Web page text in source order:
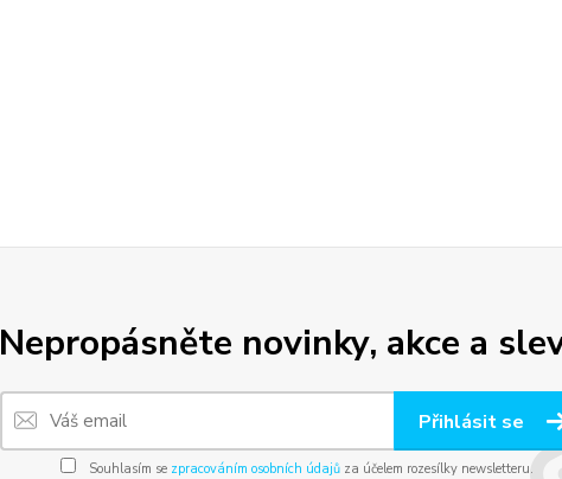
Nepropásněte novinky, akce a
Přihlásit se
Souhlasím se zpracováním osobních údajůza účelem rozesílky newsletteru.